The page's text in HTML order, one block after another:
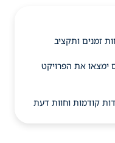
זמנים ותקציב
ימצאו את הפרויקט
קודמות וחוות דעת